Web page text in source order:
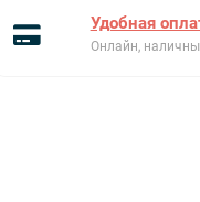
шкафа (см)
Удобная
Онлайн,